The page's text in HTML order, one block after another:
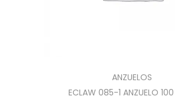
ANZUELOS
ECLAW 085-1 ANZUELO 100